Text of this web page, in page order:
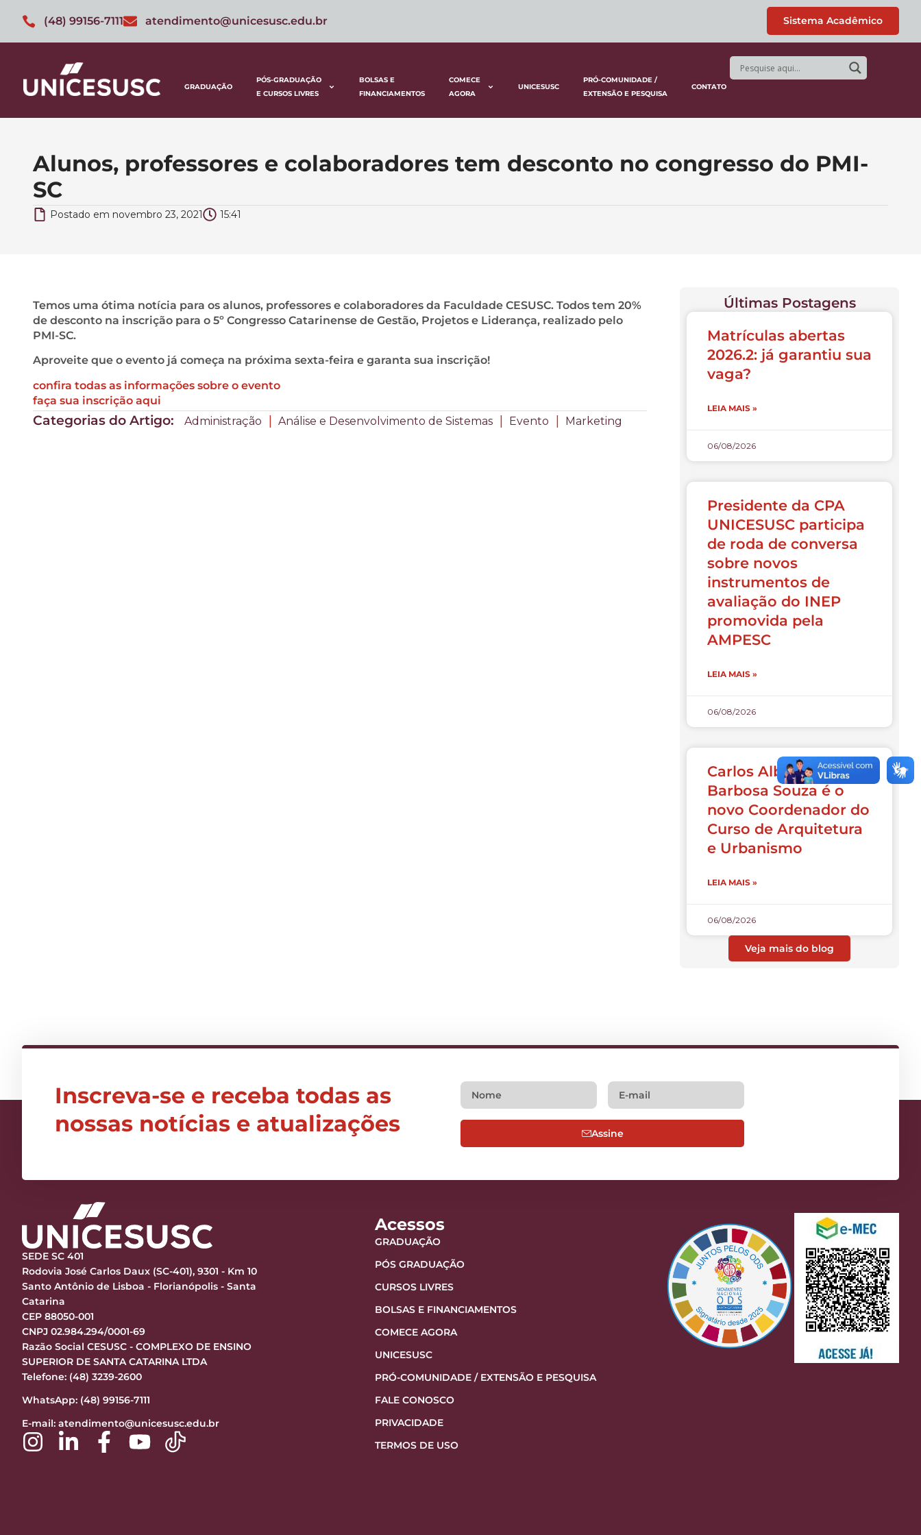
(48) 99156-7111 atendimento@unicesusc.edu.br Sistema Acadêmico
GRADUAÇÃO
PÓS-GRADUAÇÃO
E CURSOS LIVRES
BOLSAS E
FINANCIAMENTOS
COMECE
AGORA
UNICESUSC
PRÓ-COMUNIDADE /
EXTENSÃO E PESQUISA
CONTATO
Alunos, professores e colaboradores tem desconto no congresso do PMI-
SC
Postado em novembro 23, 2021 15:41
Temos uma ótima notícia para os alunos, professores e colaboradores da Faculdade CESUSC. Todos tem 20%
de desconto na inscrição para o 5º Congresso Catarinense de Gestão, Projetos e Liderança, realizado pelo
PMI-SC.
Aproveite que o evento já começa na próxima sexta-feira e garanta sua inscrição!
confira todas as informações sobre o evento
faça sua inscrição aqui
Categorias do Artigo: Administração | Análise e Desenvolvimento de Sistemas | Evento | Marketing
Últimas Postagens
Matrículas abertas
2026.2: já garantiu sua
vaga?
LEIA MAIS »
06/08/2026
Presidente da CPA
UNICESUSC participa
de roda de conversa
sobre novos
instrumentos de
avaliação do INEP
promovida pela
AMPESC
LEIA MAIS »
06/08/2026
Carlos Alberto
Barbosa Souza é o
novo Coordenador do
Curso de Arquitetura
e Urbanismo
LEIA MAIS »
06/08/2026
Veja mais do blog
Inscreva-se e receba todas as
nossas notícias e atualizações
Assine
SEDE SC 401
Rodovia José Carlos Daux (SC-401), 9301 - Km 10
Santo Antônio de Lisboa - Florianópolis - Santa
Catarina
CEP 88050-001
CNPJ 02.984.294/0001-69
Razão Social CESUSC - COMPLEXO DE ENSINO
SUPERIOR DE SANTA CATARINA LTDA
Telefone: (48) 3239-2600
WhatsApp: (48) 99156-7111
E-mail: atendimento@unicesusc.edu.br
Acessos
GRADUAÇÃO
PÓS GRADUAÇÃO
CURSOS LIVRES
BOLSAS E FINANCIAMENTOS
COMECE AGORA
UNICESUSC
PRÓ-COMUNIDADE / EXTENSÃO E PESQUISA
FALE CONOSCO
PRIVACIDADE
TERMOS DE USO